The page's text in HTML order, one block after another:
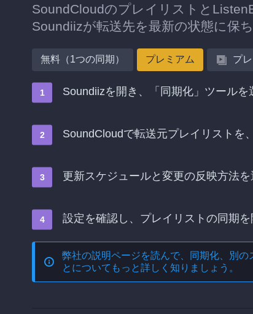
SoundCloudのプレイリストと
Soundiizが転送先を最新の状態に保ち
無料（1つの同期） プレミアム プ
Soundiizを開き、「同期化」ツールを
SoundCloudで転送元プレイリストを
更新スケジュールと変更の反映方法
設定を確認し、プレイリストの同期
弊社の説明ページを読んで、 同期化、別の
とについてもっと詳しく知りましょう。